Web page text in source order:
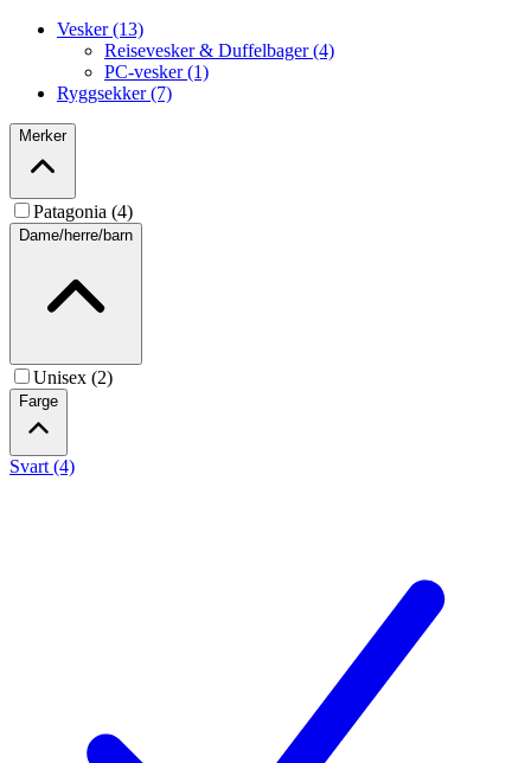
Vesker (13)
Reisevesker & Duffelbager (4)
PC-vesker (1)
Ryggsekker (7)
Merker
Patagonia (4)
Dame/herre/barn
Unisex (2)
Farge
Svart (4)